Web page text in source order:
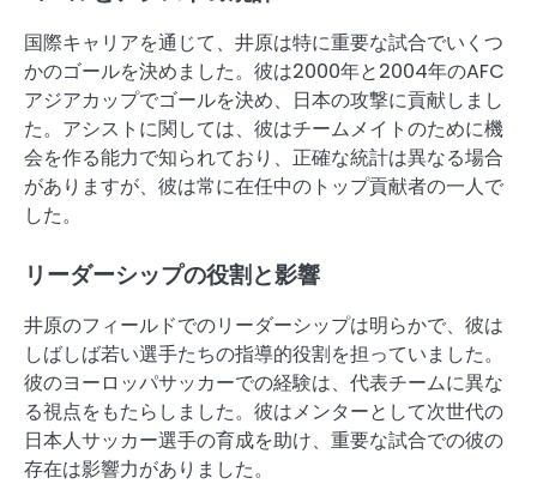
国際キャリアを通じて、井原は特に重要な試合でいくつ
かのゴールを決めました。彼は2000年と2004年のAFC
アジアカップでゴールを決め、日本の攻撃に貢献しまし
た。アシストに関しては、彼はチームメイトのために機
会を作る能力で知られており、正確な統計は異なる場合
がありますが、彼は常に在任中のトップ貢献者の一人で
した。
リーダーシップの役割と影響
井原のフィールドでのリーダーシップは明らかで、彼は
しばしば若い選手たちの指導的役割を担っていました。
彼のヨーロッパサッカーでの経験は、代表チームに異な
る視点をもたらしました。彼はメンターとして次世代の
日本人サッカー選手の育成を助け、重要な試合での彼の
存在は影響力がありました。